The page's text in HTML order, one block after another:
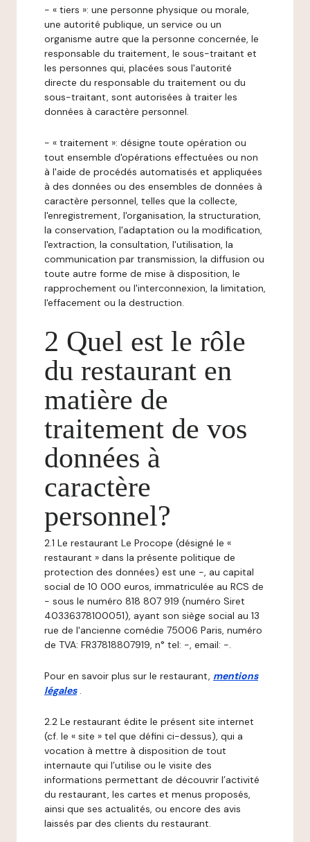
- « tiers »: une personne physique ou morale,
une autorité publique, un service ou un
organisme autre que la personne concernée, le
responsable du traitement, le sous-traitant et
les personnes qui, placées sous l'autorité
directe du responsable du traitement ou du
sous-traitant, sont autorisées à traiter les
données à caractère personnel.
- « traitement »: désigne toute opération ou
tout ensemble d'opérations effectuées ou non
à l'aide de procédés automatisés et appliquées
à des données ou des ensembles de données à
caractère personnel, telles que la collecte,
l'enregistrement, l'organisation, la structuration,
la conservation, l'adaptation ou la modification,
l'extraction, la consultation, l'utilisation, la
communication par transmission, la diffusion ou
toute autre forme de mise à disposition, le
rapprochement ou l'interconnexion, la limitation,
l'effacement ou la destruction.
2 Quel est le rôle
du restaurant en
matière de
traitement de vos
données à
caractère
personnel?
2.1 Le restaurant Le Procope (désigné le «
restaurant » dans la présente politique de
protection des données) est une -, au capital
social de 10 000 euros, immatriculée au RCS de
- sous le numéro 818 807 919 (numéro Siret
40336378100051), ayant son siège social au 13
rue de l'ancienne comédie 75006 Paris, numéro
de TVA: FR37818807919, n° tel: -, email: -.
Pour en savoir plus sur le restaurant, mentions
légales .
2.2 Le restaurant édite le présent site internet
(cf. le « site » tel que défini ci-dessus), qui a
vocation à mettre à disposition de tout
internaute qui l’utilise ou le visite des
informations permettant de découvrir l’activité
du restaurant, les cartes et menus proposés,
ainsi que ses actualités, ou encore des avis
laissés par des clients du restaurant.